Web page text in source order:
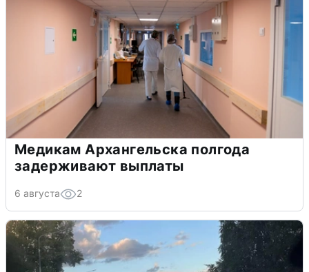
Медикам Архангельска полгода
задерживают выплаты
6 августа 2